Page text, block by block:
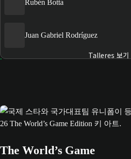
Rubén Botta
Juan Gabriel Rodríguez
Talleres 보기
The World’s Game